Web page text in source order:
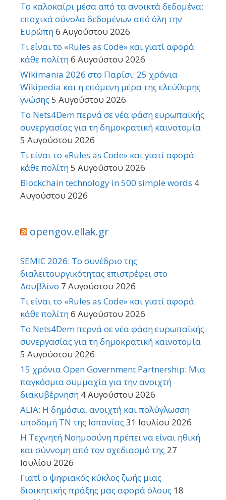
Το καλοκαίρι μέσα από τα ανοικτά δεδομένα:
εποχικά σύνολα δεδομένων από όλη την
Ευρώπη6 Αυγούστου 2026
Τι είναι το «Rules as Code» και γιατί αφορά
κάθε πολίτη6 Αυγούστου 2026
Wikimania 2026 στο Παρίσι: 25 χρόνια
Wikipedia και η επόμενη μέρα της ελεύθερης
γνώσης 5 Αυγούστου 2026
Το Nets4Dem περνά σε νέα φάση ευρωπαϊκής
συνεργασίας για τη δημοκρατική καινοτομία
5 Αυγούστου 2026
Τι είναι το «Rules as Code» και γιατί αφορά
κάθε πολίτη5 Αυγούστου 2026
Blockchain technology in 500 simple words 4
Αυγούστου 2026
opengov.ellak.gr
SEMIC 2026: Το συνέδριο της
διαλειτουργικότητας επιστρέφει στο
Δουβλίνο 7 Αυγούστου 2026
Τι είναι το «Rules as Code» και γιατί αφορά
κάθε πολίτη6 Αυγούστου 2026
Το Nets4Dem περνά σε νέα φάση ευρωπαϊκής
συνεργασίας για τη δημοκρατική καινοτομία
5 Αυγούστου 2026
15 χρόνια Open Government Partnership: Μια
παγκόσμια συμμαχία για την ανοιχτή
διακυβέρνηση 4 Αυγούστου 2026
ALIA: Η δημόσια, ανοιχτή και πολύγλωσση
υποδομή ΤΝ της Ισπανίας 31 Ιουλίου 2026
Η Τεχνητή Νοημοσύνη πρέπει να είναι ηθική
και σύννομη από τον σχεδιασμό της 27
Ιουλίου 2026
Γιατί ο ψηφιακός κύκλος ζωής μιας
διοικητικής πράξης μας αφορά όλους 18